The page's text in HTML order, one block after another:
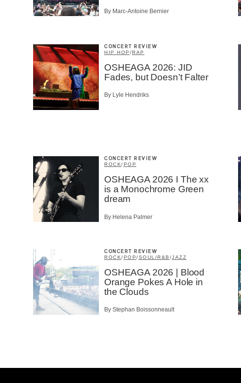
By Marc-Antoine Bernier
CONCERT REVIEW
HIP HOP /RAP
OSHEAGA 2026: JID
Fades, but Doesn’t Falter
By Lyle Hendriks
CONCERT REVIEW
ROCK/POP
OSHEAGA 2026 I The xx
is a Monochrome Green
dream
By Helena Palmer
CONCERT REVIEW
ROCK/POP/SOUL/R&B /JAZZ
OSHEAGA 2026 | Blood
Orange Pokes A Hole in
the Clouds
By Stephan Boissonneault